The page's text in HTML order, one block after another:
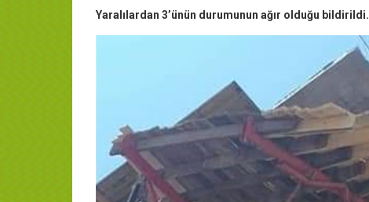
Yaralılardan 3’ünün durumunun ağır olduğu bildirildi.